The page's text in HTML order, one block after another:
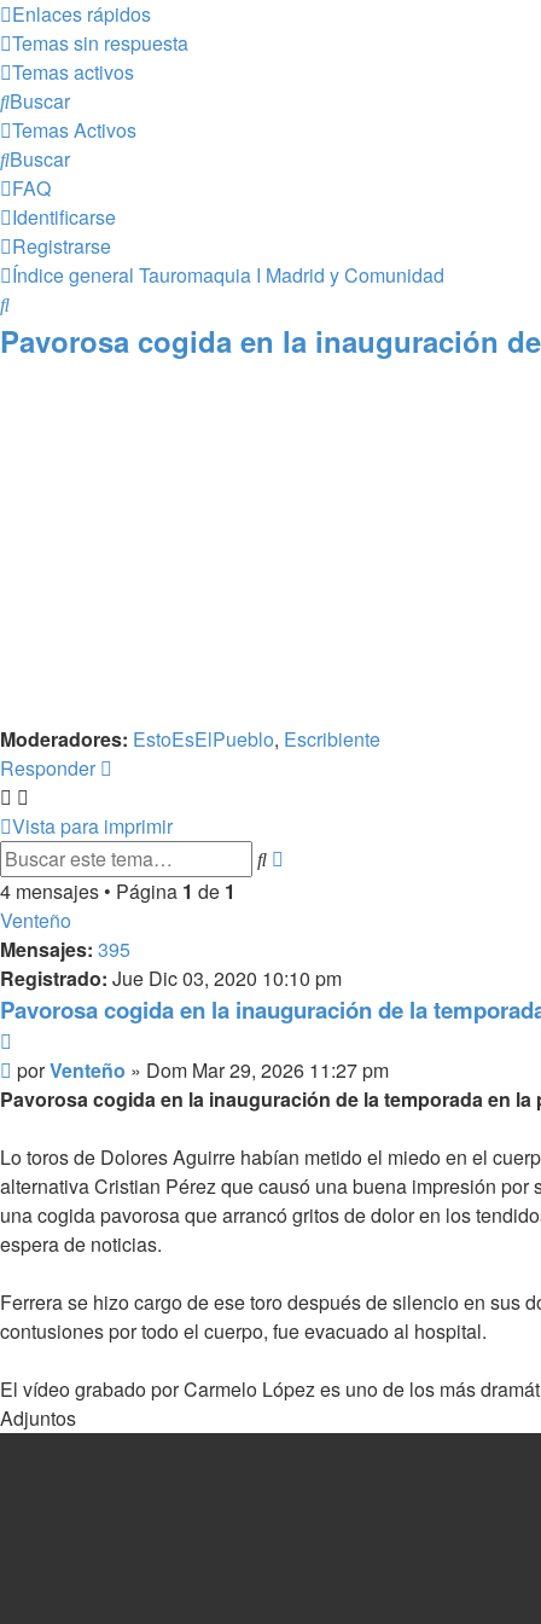
Enlaces rápidos
Temas sin respuesta
Temas activos
Buscar
Temas Activos
Buscar
FAQ
Identificarse
Registrarse
Índice general Tauromaquia I Madrid y Comunidad
Buscar
Pavorosa cogida en la inauguración
Moderadores: EstoEsElPueblo, Escribiente
Responder
Vista para imprimir
Buscar
4 mensajes • Página 1 de 1
Venteño
Mensajes: 395
Registrado: Jue Dic 03, 2020 10:10 pm
Pavorosa cogida en la inauguración de la
Mensaje
porVenteño » Dom Mar 29, 2026 11:27 pm
Pavorosa cogida en la inauguración de la temporada en la
Lo toros de Dolores Aguirre habían metido el miedo en el
alternativa Cristian Pérez que causó una buena impresión
una cogida pavorosa que arrancó gritos de dolor en los
espera de noticias.
Ferrera se hizo cargo de ese toro después de silencio en sus
contusiones por todo el cuerpo, fue evacuado al hospital.
El vídeo grabado por Carmelo López es uno de los más
Adjuntos